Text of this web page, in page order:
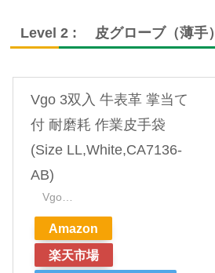
Level 2 : 皮グローブ（薄手）
Vgo 3双入 牛表革 掌当て
付 耐磨耗 作業皮手袋
(Size LL,White,CA7136-
AB)
Vgo…
Amazon
楽天市場